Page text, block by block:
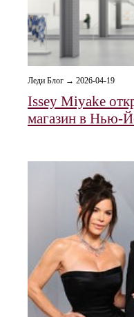
Леди Блог → 2026-04-19
Issey Miyake
магазин в Нью-